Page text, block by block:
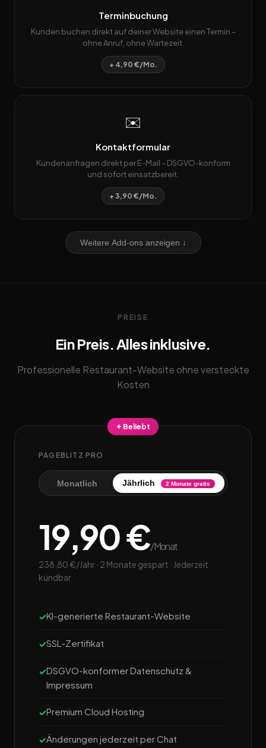
Terminbuchung
Kunden buchen direkt auf deiner Website einen Termin –
ohne Anruf, ohne Wartezeit.
+ 4,90 €/Mo.
✉️
Kontaktformular
Kundenanfragen direkt per E-Mail – DSGVO-konform
und sofort einsatzbereit.
+ 3,90 €/Mo.
Weitere Add-ons anzeigen ↓
PREISE
Ein Preis. Alles inklusive.
Professionelle Restaurant-Website ohne versteckte
Kosten
✦ Beliebt
PAGEBLITZ PRO
Monatlich Jährlich 2 Monate gratis
19,90 €/Monat
238,80 €/Jahr · 2 Monate gespart · Jederzeit
kündbar.
KI-generierte Restaurant-Website
SSL-Zertifikat
DSGVO-konformer Datenschutz &
Impressum
Premium Cloud Hosting
Änderungen jederzeit per Chat